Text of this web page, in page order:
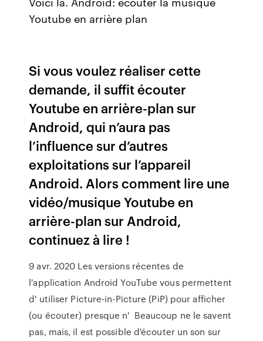
Youtube en arrière plan
Si vous voulez réaliser cette
demande, il suffit écouter
Youtube en arrière-plan sur
Android, qui n’aura pas
l’influence sur d’autres
exploitations sur l’appareil
Android. Alors comment lire une
vidéo/musique Youtube en
arrière-plan sur Android,
continuez à lire !
9 avr. 2020 Les versions récentes de
l'application Android YouTube vous permettent
d' utiliser Picture-in-Picture (PiP) pour afficher
(ou écouter) presque n' Beaucoup ne le savent
pas, mais, il est possible d'écouter un son sur